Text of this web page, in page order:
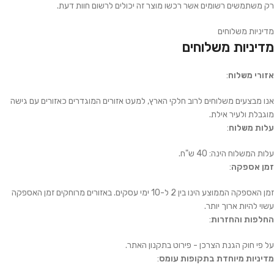
רק משתמשים רשומים אשר רכשו מוצר זה יכולים לרשום חוות דעת.
מדיניות משלוחים
מדיניות משלוחים
אזורי משלוח:
אנו מבצעים משלוחים לרוב חלקי הארץ, למעט אזורים המוגדרים כאזורים עם גישה
מוגבלת ולעיר אילת.
עלות משלוח:
עלות המשלוח הינה: 40 ש"ח.
זמן אספקה:
זמן האספקה הממוצע הינו בין 2 ל-10 ימי עסקים. באזורים מרוחקים זמן האספקה
עשוי להיות ארוך יותר.
החלפות והחזרות:
על פי חוק הגנת הצרכן - פירוט בתקנון האתר.
מדיניות מיוחדת בתקופות עומס: